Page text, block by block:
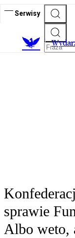
Serwisy
sprawie
Albo weto,